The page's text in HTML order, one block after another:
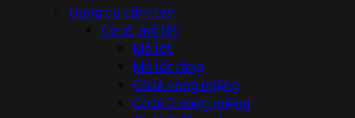
Dụng cụ cầm tay
Cờ lê, mỏ lết
Mỏ lết
Mỏ lết răng
Cờ lê vòng miệng
Cờ lê 2 vòng miệng